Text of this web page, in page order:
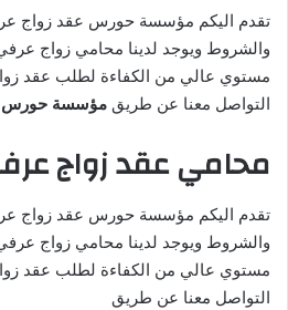
تقدم اليكم مؤسسة حورس عقد زواج
والشروط ويوجد لدينا محامي زواج
مستوي عالي من الكفاءة لطلب عقد
التواصل معنا عن طريق مؤسسة حورس
محامي عقد زواج
تقدم اليكم مؤسسة حورس عقد زواج
والشروط ويوجد لدينا محامي زواج
مستوي عالي من الكفاءة لطلب عقد
التواصل معنا عن طريق